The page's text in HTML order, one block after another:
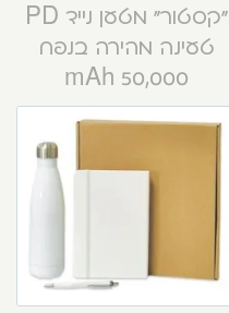
“קסטור” מטען נייד PD
טעינה מהירה בנפח
50,000 mAh